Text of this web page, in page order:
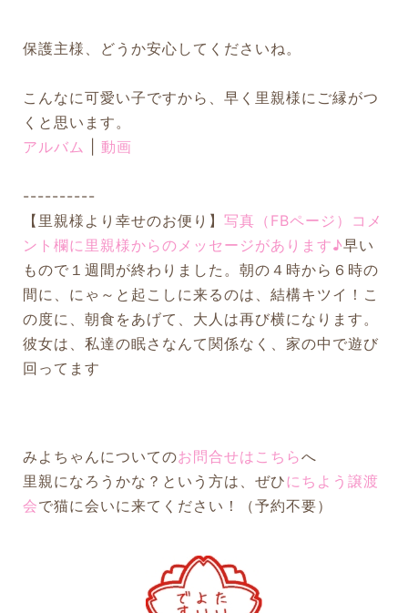
保護主様、どうか安心してくださいね。
こんなに可愛い子ですから、早く里親様にご縁がつ
くと思います。
アルバム
動画
----------
【里親様より幸せのお便り】 写真（FBページ）コメ
ント欄に里親様からのメッセージがあります♪早い
もので１週間が終わりました。朝の４時から６時の
間に、にゃ～と起こしに来るのは、結構キツイ！こ
の度に、朝食をあげて、大人は再び横になります。
彼女は、私達の眠さなんて関係なく、家の中で遊び
回ってます
みよちゃんについてのお問合せはこちらへ
里親になろうかな？という方は、ぜひにちよう譲渡
会で猫に会いに来てください！（予約不要）